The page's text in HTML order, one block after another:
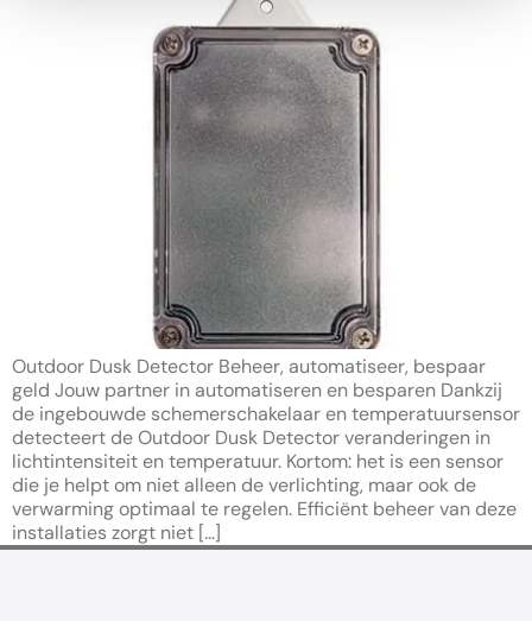
Outdoor Dusk Detector Beheer, automatiseer, bespaar
geld Jouw partner in automatiseren en besparen Dankzij
de ingebouwde schemerschakelaar en temperatuursensor
detecteert de Outdoor Dusk Detector veranderingen in
lichtintensiteit en temperatuur. Kortom: het is een sensor
die je helpt om niet alleen de verlichting, maar ook de
verwarming optimaal te regelen. Efficiënt beheer van deze
installaties zorgt niet […]